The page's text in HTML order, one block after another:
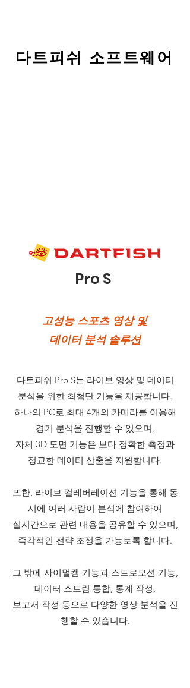
다트피쉬 소프트웨어
Pro S
고성능 스포츠 영상 및
데이터 분석 솔루션
다트피쉬 Pro S는 라이브 영상 및 데이터
분석을 위한 최첨단 기능을 제공합니다.
하나의 PC로 최대 4개의 카메라를 이용해
경기 분석을 진행할 수 있으며,
자체 3D 도면 기능은 보다 정확한 측정과
정교한 데이터 산출을 지원합니다.
또한, 라이브 컬레버레이션 기능을 통해 동
시에 여러 사람이 분석에 참여하여
실시간으로 관련 내용을 공유할 수 있으며,
즉각적인 전략 조정을 가능토록 합니다.
그 밖에 사이멀캠 기능과 스트로모션 기능,
데이터 스트림 통합, 통계 작성,
보고서 작성 등으로 다양한 영상 분석을 진
행할 수 있습니다.